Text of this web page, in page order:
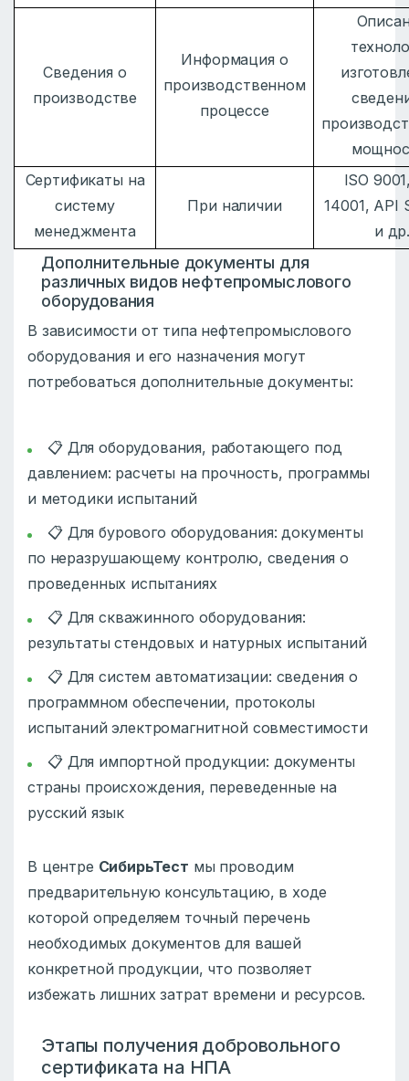
Сведения о
производстве
Информация о
производственном
процессе
Сертификаты на
систему
менеджмента
При наличии
ISO
14001, API
и
Дополнительные документы для
различных видов нефтепромыслового
оборудования
В зависимости от типа нефтепромыслового
оборудования и его назначения могут
потребоваться дополнительные документы:
📋 Для оборудования, работающего под
давлением: расчеты на прочность, программы
и методики испытаний
📋 Для бурового оборудования: документы
по неразрушающему контролю, сведения о
проведенных испытаниях
📋 Для скважинного оборудования:
результаты стендовых и натурных испытаний
📋 Для систем автоматизации: сведения о
программном обеспечении, протоколы
испытаний электромагнитной совместимости
📋 Для импортной продукции: документы
страны происхождения, переведенные на
русский язык
В центре СибирьТест мы проводим
предварительную консультацию, в ходе
которой определяем точный перечень
необходимых документов для вашей
конкретной продукции, что позволяет
избежать лишних затрат времени и ресурсов.
Этапы получения добровольного
сертификата на НПА